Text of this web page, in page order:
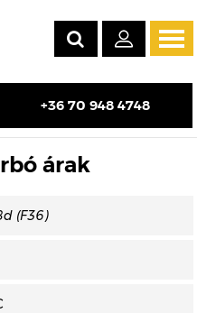
+36 70 948 4748
árak